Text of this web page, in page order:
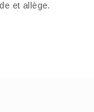
et allège.